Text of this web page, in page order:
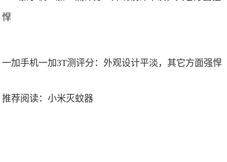
一加手机一加3T测评分：外观设计平淡，其它方面强悍
推荐阅读：小米灭蚊器